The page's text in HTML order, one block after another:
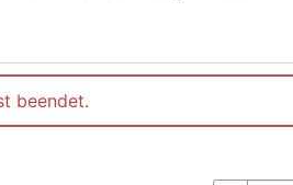
beendet.